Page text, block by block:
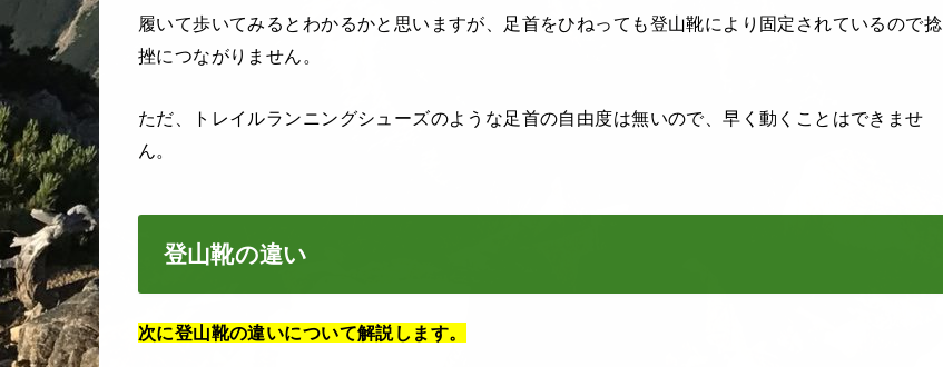
履いて歩いてみるとわかるかと思いますが、足首をひねっても登山靴により固定されているので捻
挫につながりません。
ただ、トレイルランニングシューズのような足首の自由度は無いので、早く動くことはできませ
ん。
登山靴の違い
次に登山靴の違いについて解説します。